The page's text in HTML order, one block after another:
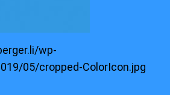
wp-
05/cropped-ColorIcon.jpg